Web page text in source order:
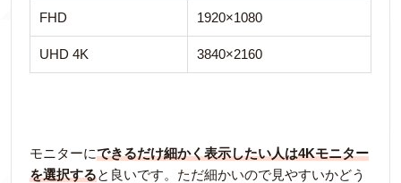
FHD 1920×1080
UHD 4K 3840×2160
モニターにできるだけ細かく表示したい人は4Kモニター
を選択すると良いです。ただ細かいので見やすいかどう